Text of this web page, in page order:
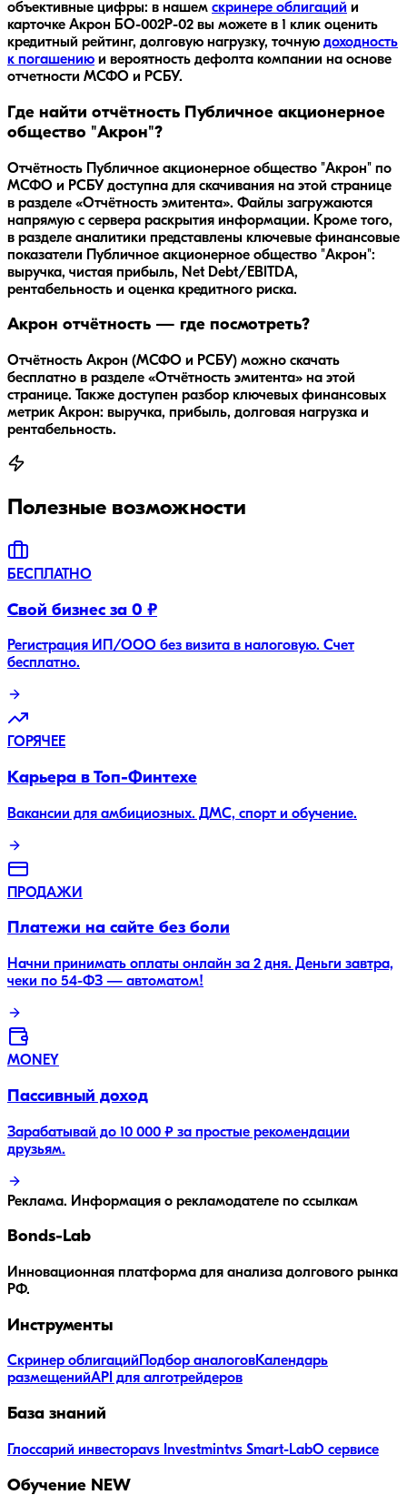
объективные цифры: в нашем скринере облигаций и
карточке Акрон БО-002P-02 вы можете в 1 клик оценить
кредитный рейтинг, долговую нагрузку, точную доходность
к погашению и вероятность дефолта компании на основе
отчетности МСФО и РСБУ.
Где найти отчётность Публичное акционерное
общество "Акрон"?
Отчётность Публичное акционерное общество "Акрон" по
МСФО и РСБУ доступна для скачивания на этой странице
в разделе «Отчётность эмитента». Файлы загружаются
напрямую с сервера раскрытия информации. Кроме того,
в разделе аналитики представлены ключевые финансовые
показатели Публичное акционерное общество "Акрон":
выручка, чистая прибыль, Net Debt/EBITDA,
рентабельность и оценка кредитного риска.
Акрон отчётность — где посмотреть?
Отчётность Акрон (МСФО и РСБУ) можно скачать
бесплатно в разделе «Отчётность эмитента» на этой
странице. Также доступен разбор ключевых финансовых
метрик Акрон: выручка, прибыль, долговая нагрузка и
рентабельность.
Полезные возможности
БЕСПЛАТНО
Свой бизнес за 0 ₽
Регистрация ИП/ООО без визита в налоговую. Счет
бесплатно.
ГОРЯЧЕЕ
Карьера в Топ-Финтехе
Вакансии для амбициозных. ДМС, спорт и обучение.
ПРОДАЖИ
Платежи на сайте без боли
Начни принимать оплаты онлайн за 2 дня. Деньги завтра,
чеки по 54-ФЗ — автоматом!
MONEY
Пассивный доход
Зарабатывай до 10 000 ₽ за простые рекомендации
друзьям.
Реклама. Информация о рекламодателе по ссылкам
Bonds-Lab
Инновационная платформа для анализа долгового рынка
РФ.
Инструменты
Скринер облигацийПодбор аналоговКалендарь
размещенийAPI для алготрейдеров
База знаний
Глоссарий инвестораvs Investmintvs Smart-LabО сервисе
Обучение NEW